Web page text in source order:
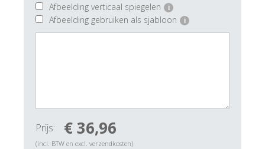
Afbeelding verticaal spiegelen i
Afbeelding gebruiken als sjabloon i
Prijs: € 36,96
(incl. BTW en excl. verzendkosten)